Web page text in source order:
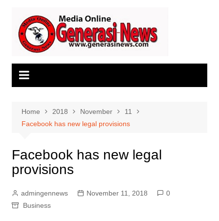
content
Home 2018 November
11
Facebook has new legal provisions
Facebook has new legal
provisions
admingennews November 11, 2018
0
Business